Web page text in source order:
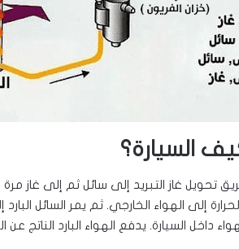
السيارة؟
تحويل غاز التبريد إلى سائل ثم إلى غاز
إلى الهواء الخارجي. ثم يمر السائل
داخل السيارة. يدفع الهواء البارد الناتج